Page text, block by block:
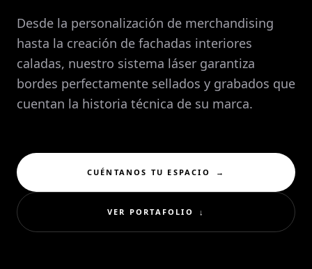
Desde la personalización de merchandising
hasta la creación de fachadas interiores
caladas, nuestro sistema láser garantiza
bordes perfectamente sellados y grabados que
cuentan la historia técnica de su marca.
CUÉNTANOS TU ESPACIO →
VER PORTAFOLIO ↓